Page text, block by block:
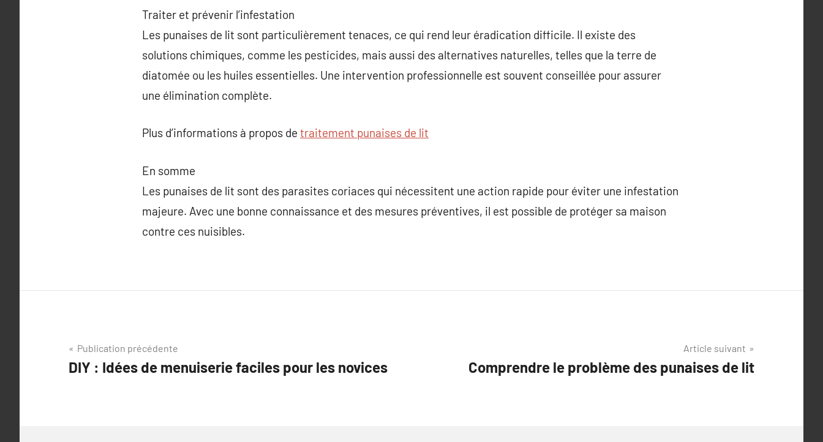
Traiter et prévenir l’infestation
Les punaises de lit sont particulièrement tenaces, ce qui rend leur éradication difficile. Il existe des
solutions chimiques, comme les pesticides, mais aussi des alternatives naturelles, telles que la terre de
diatomée ou les huiles essentielles. Une intervention professionnelle est souvent conseillée pour assurer
une élimination complète.
Plus d’informations à propos de traitement punaises de lit
En somme
Les punaises de lit sont des parasites coriaces qui nécessitent une action rapide pour éviter une infestation
majeure. Avec une bonne connaissance et des mesures préventives, il est possible de protéger sa maison
contre ces nuisibles.
Navigation
de
Publication précédente
DIY : Idées de menuiserie faciles pour les novices
Article suivant
Comprendre le problème des punaises de lit